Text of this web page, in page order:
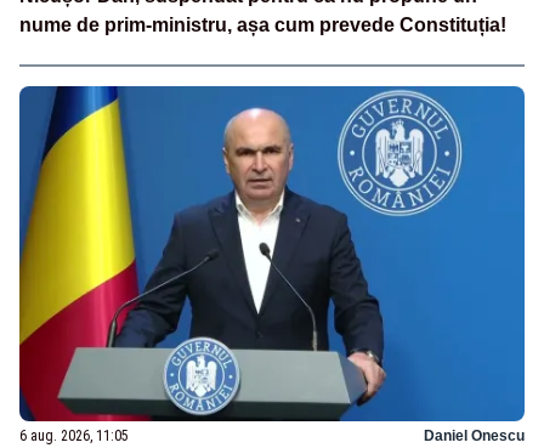
nume de prim-ministru, așa cum prevede Constituția!
6 aug. 2026, 11:05 Daniel Onescu